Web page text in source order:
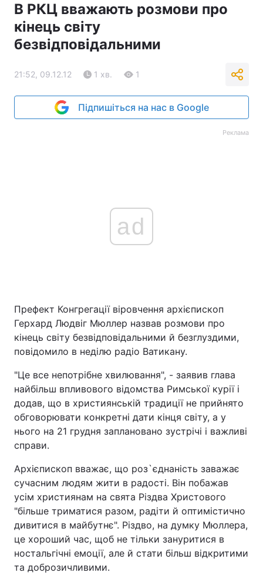
В РКЦ вважають розмови про
кінець світу
безвідповідальними
21:52, 09.12.12 1 хв. 1
Підпишіться на нас в Google
Реклама
ad
Префект Конгрегації віровчення архієпископ
Герхард Людвіг Мюллер назвав розмови про
кінець світу безвідповідальними й безглуздими,
повідомило в неділю радіо Ватикану.
"Це все непотрібне хвилювання", - заявив глава
найбільш впливового відомства Римської курії і
додав, що в християнській традиції не прийнято
обговорювати конкретні дати кінця світу, а у
нього на 21 грудня заплановано зустрічі і важливі
справи.
Архієпископ вважає, що роз`єднаність заважає
сучасним людям жити в радості. Він побажав
усім християнам на свята Різдва Христового
"більше триматися разом, радіти й оптимістично
дивитися в майбутнє". Різдво, на думку Мюллера,
це хороший час, щоб не тільки зануритися в
ностальгічні емоції, але й стати більш відкритими
та доброзичливими.